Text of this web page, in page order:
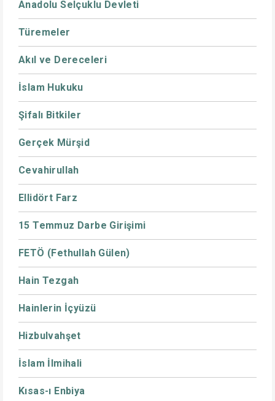
Anadolu Selçuklu Devleti
Türemeler
Akıl ve Dereceleri
İslam Hukuku
Şifalı Bitkiler
Gerçek Mürşid
Cevahirullah
Ellidört Farz
15 Temmuz Darbe Girişimi
FETÖ (Fethullah Gülen)
Hain Tezgah
Hainlerin İçyüzü
Hizbulvahşet
İslam İlmihali
Kısas-ı Enbiya